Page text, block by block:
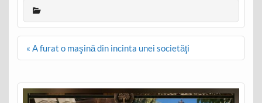
Post
« A furat o maşină din incinta unei societăţi